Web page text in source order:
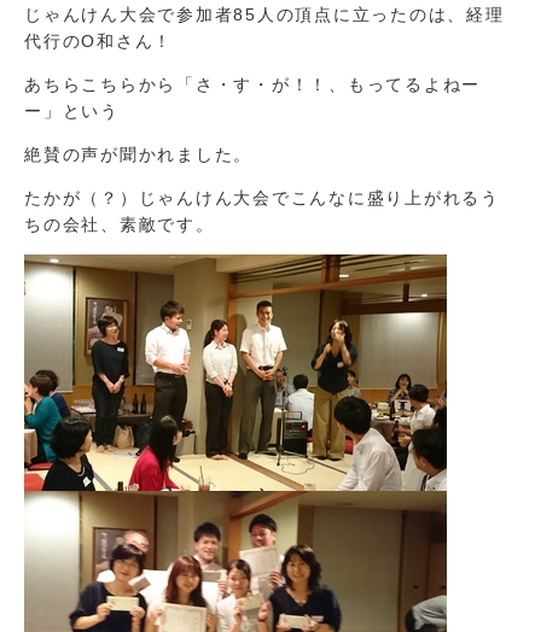
じゃんけん大会で参加者85人の頂点に立ったのは、経理
代行のO和さん！
あちらこちらから「さ・す・が！！、もってるよねー
ー」という
絶賛の声が聞かれました。
たかが（？）じゃんけん大会でこんなに盛り上がれるう
ちの会社、素敵です。